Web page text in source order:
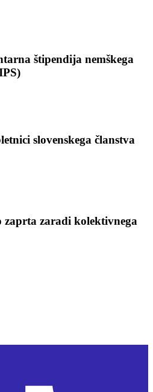
štipendija nemškega
slovenskega članstva
zaradi kolektivnega